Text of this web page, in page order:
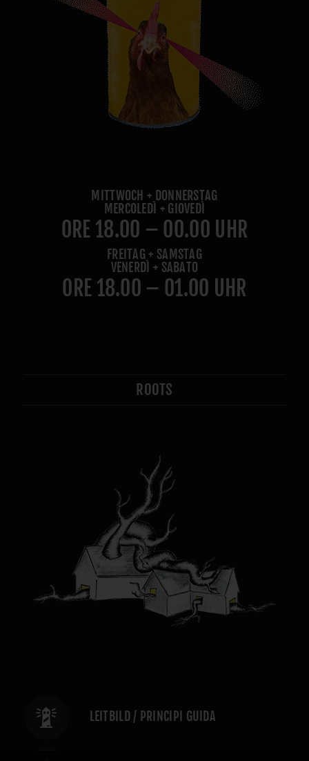
MITTWOCH + DONNERSTAG
MERCOLEDÌ + GIOVEDÌ
ORE 18.00 – 00.00 UHR
FREITAG + SAMSTAG
VENERDÌ + SABATO
ORE 18.00 – 01.00 UHR
ROOTS
LEITBILD / PRINCIPI GUIDA